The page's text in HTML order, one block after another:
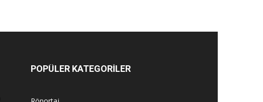
POPÜLER KATEGORİLER